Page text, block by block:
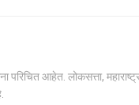
आहेत. लोकसत्ता,